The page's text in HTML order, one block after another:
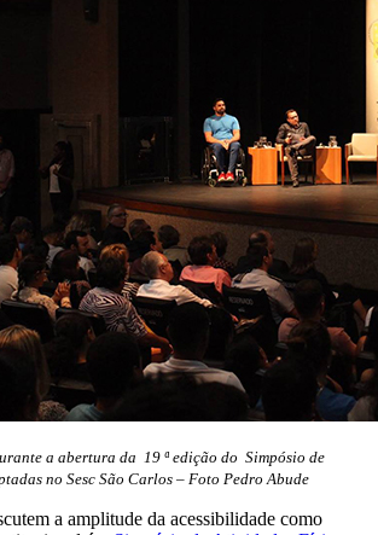
a abertura da 19 ª edição do Simpósio de
no Sesc São Carlos – Foto Pedro Abude
a amplitude da acessibilidade como